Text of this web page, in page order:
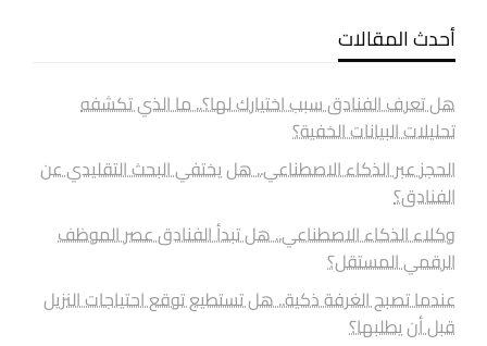
أحدث المقالات
هل تعرف الفنادق سبب اختيارك لها؟.. ما الذي تكشفه
تحليلات البيانات الخفية؟
الحجز عبر الذكاء الاصطناعي.. هل يختفي البحث التقليدي عن
الفنادق؟
وكلاء الذكاء الاصطناعي.. هل تبدأ الفنادق عصر الموظف
الرقمي المستقل؟
عندما تصبح الغرفة ذكية.. هل تستطيع توقع احتياجات النزيل
قبل أن يطلبها؟